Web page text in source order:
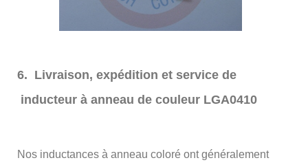
6. Livraison, expédition et service de
inducteur à anneau de couleur LGA0410
Nos inductances à anneau coloré ont généralement